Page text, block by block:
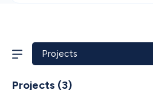
Projects (3)